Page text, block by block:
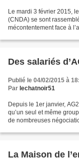
Le mardi 3 février 2015,
(CNDA) se sont
mécontentement face à
Des salariés
Publié le 04/02/2015 à
Par lechatnoir51
Depuis le 1er janvier,
qu’un seul et même
de nombreuses
La Maison de